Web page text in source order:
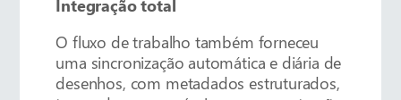
Integração total
O fluxo de trabalho também forneceu
uma sincronização automática e diária de
desenhos, com metadados estruturados,